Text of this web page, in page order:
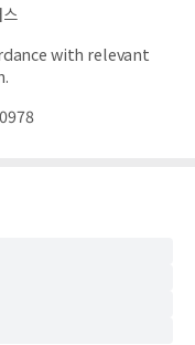
with relevant